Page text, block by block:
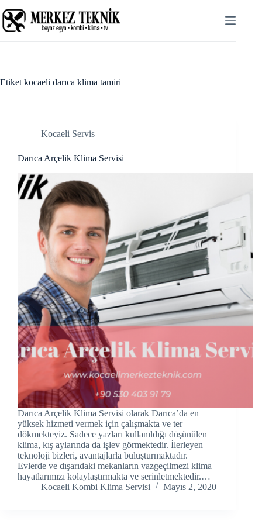
panel
panel
panel
panel
panel
Panel
panel
Panel
panel
to
content
Etiket kocaeli darıca klima tamiri
Kocaeli Servis
Darıca Arçelik Klima Servisi
Darıca Arçelik Klima Servisi olarak Darıca’da en
yüksek hizmeti vermek için çalışmakta ve ter
dökmekteyiz. Sadece yazları kullanıldığı düşünülen
klima, kış aylarında da işlev görmektedir. İlerleyen
teknoloji bizleri, avantajlarla buluşturmaktadır.
Evlerde ve dışarıdaki mekanların vazgeçilmezi klima
hayatlarımızı kolaylaştırmakta ve serinletmektedir.…
Kocaeli Kombi Klima Servisi
Mayıs 2, 2020